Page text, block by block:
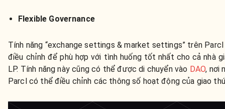
Flexible Governance
Tính năng “exchange settings & market settings” trên
điều chỉnh để phù hợp với tình huống tốt nhất cho cả nhà
LP. Tính năng này cũng có thể được di chuyển vào DAO, nơi
Parcl có thể điều chỉnh các thông số hoạt động của giao